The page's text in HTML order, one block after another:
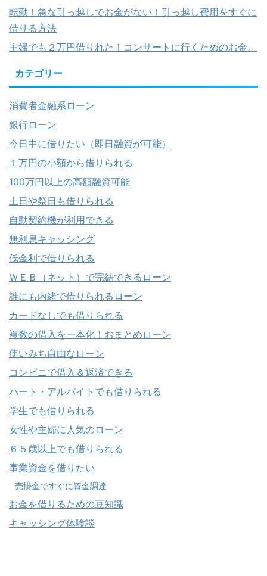
転勤！急な引っ越しでお金がない！引っ越し費用をすぐに
借りる方法
主婦でも２万円借りれた！コンサートに行くためのお金。
カテゴリー
消費者金融系ローン
銀行ローン
今日中に借りたい（即日融資が可能）
１万円の小額から借りられる
100万円以上の高額融資可能
土日や祭日も借りられる
自動契約機が利用できる
無利息キャッシング
低金利で借りられる
ＷＥＢ（ネット）で完結できるローン
誰にも内緒で借りられるローン
カードなしでも借りられる
複数の借入を一本化！おまとめローン
使いみち自由なローン
コンビニで借入＆返済できる
パート・アルバイトでも借りられる
学生でも借りられる
女性や主婦に人気のローン
６５歳以上でも借りられる
事業資金を借りたい
売掛金ですぐに資金調達
お金を借りるための豆知識
キャッシング体験談